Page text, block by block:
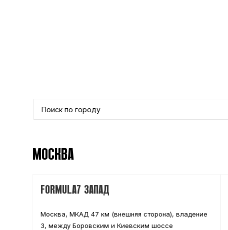
МОСКВА
FORMULA7 ЗАПАД
Москва, МКАД 47 км (внешняя сторона), владение
3, между Боровским и Киевским шоссе